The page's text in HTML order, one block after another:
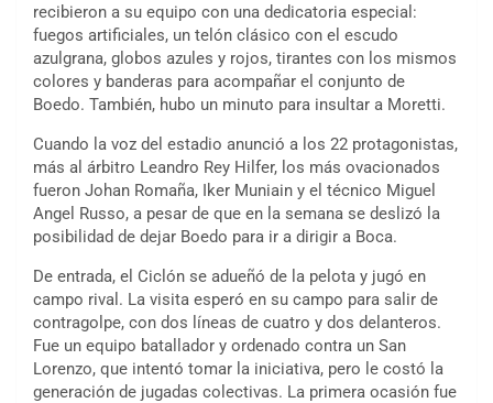
recibieron a su equipo con una dedicatoria especial:
fuegos artificiales, un telón clásico con el escudo
azulgrana, globos azules y rojos, tirantes con los mismos
colores y banderas para acompañar el conjunto de
Boedo. También, hubo un minuto para insultar a Moretti.
Cuando la voz del estadio anunció a los 22 protagonistas,
más al árbitro Leandro Rey Hilfer, los más ovacionados
fueron Johan Romaña, Iker Muniain y el técnico Miguel
Angel Russo, a pesar de que en la semana se deslizó la
posibilidad de dejar Boedo para ir a dirigir a Boca.
De entrada, el Ciclón se adueñó de la pelota y jugó en
campo rival. La visita esperó en su campo para salir de
contragolpe, con dos líneas de cuatro y dos delanteros.
Fue un equipo batallador y ordenado contra un San
Lorenzo, que intentó tomar la iniciativa, pero le costó la
generación de jugadas colectivas. La primera ocasión fue